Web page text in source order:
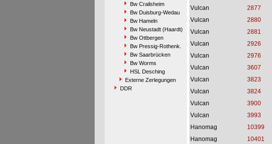
Bw Crailsheim
Bw Duisburg-Wedau
Bw Hameln
Bw Neustadt (Haardt)
Bw Ottbergen
Bw Pressig-Rothenk.
Bw Saarbrücken
Bw Worms
HSL Desching
Externe Zerlegungen
DDR
Vulcan
2877
Vulcan
2880
Vulcan
2881
Vulcan
2926
Vulcan
2976
Vulcan
3607
Vulcan
3823
Vulcan
3824
Vulcan
3900
Vulcan
3993
Hanomag
10399
Hanomag
10401